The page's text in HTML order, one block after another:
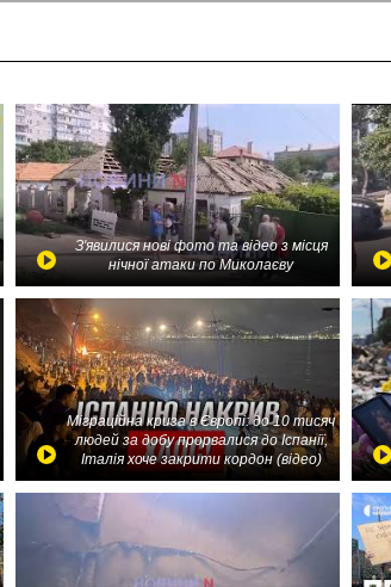
З'явилися нові фото та відео з місця
нічної атаки по Миколаєву
Міграційна криза в Європі: до 10 тисяч
людей за добу прорвалися до Іспанії,
Італія хоче закрити кордон (відео)